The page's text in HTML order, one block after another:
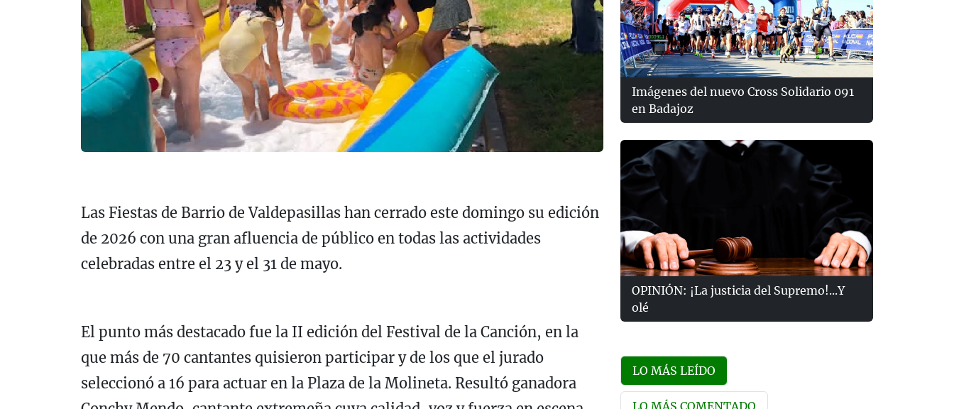
Las Fiestas de Barrio de Valdepasillas han cerrado este domingo su edición
de 2026 con una gran afluencia de público en todas las actividades
celebradas entre el 23 y el 31 de mayo.
El punto más destacado fue la II edición del Festival de la Canción, en la
que más de 70 cantantes quisieron participar y de los que el jurado
seleccionó a 16 para actuar en la Plaza de la Molineta. Resultó ganadora
Imágenes del nuevo Cross Solidario 091
en Badajoz
OPINIÓN: ¡La justicia del Supremo!...Y
olé
LO MÁS LEÍDO